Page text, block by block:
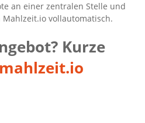
an einer zentralen Stelle und
vollautomatisch.
Kurze